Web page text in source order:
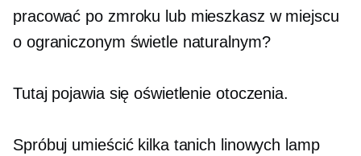
pracować po zmroku lub mieszkasz w miejscu
o ograniczonym świetle naturalnym?
Tutaj pojawia się oświetlenie otoczenia.
Spróbuj umieścić kilka tanich linowych lamp